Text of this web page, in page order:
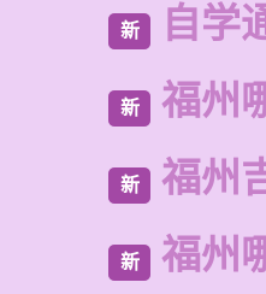
新 自学
新 福州
新 福州
新 福州